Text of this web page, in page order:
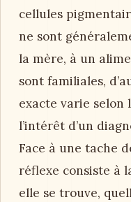
cellules
ne sont
la mère, à un
sont familiales,
exacte varie selon
l’intérêt d’un
Face à une tache
réflexe consiste à
elle se trouve,